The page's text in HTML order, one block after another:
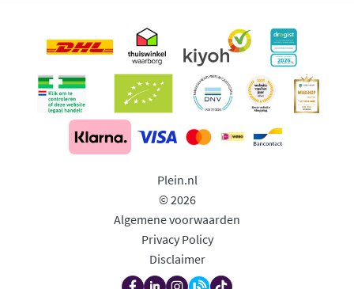
Plein.nl
© 2026
Algemene voorwaarden
Privacy Policy
Disclaimer